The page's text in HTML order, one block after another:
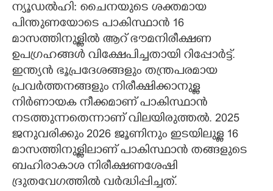
CARTOONS
ZOOM
CONTACT US
ന്യൂഡൽഹി: ചൈനയുടെ ശക്തമായ
പിന്തുണയോടെ പാകിസ്ഥാൻ 16
മാസത്തിനുള്ളിൽ ആറ് ഭൗമനിരീക്ഷണ
ഉപഗ്രഹങ്ങൾ വിക്ഷേപിച്ചതായി റിപ്പോർട്ട്.
ഇന്ത്യൻ ഭൂപ്രദേശങ്ങളും തന്ത്രപരമായ
പ്രവർത്തനങ്ങളും നിരീക്ഷിക്കാനുള്ള
നിർണായക നീക്കമാണ് പാകിസ്ഥാൻ
നടത്തുന്നതെന്നാണ് വിലയിരുത്തൽ. 2025
ജനുവരിക്കും 2026 ജൂണിനും ഇടയിലുള്ള 16
മാസത്തിനുള്ളിലാണ് പാകിസ്ഥാൻ തങ്ങളുടെ
ബഹിരാകാശ നിരീക്ഷണശേഷി
ദ്രുതവേഗത്തിൽ വർദ്ധിപ്പിച്ചത്.